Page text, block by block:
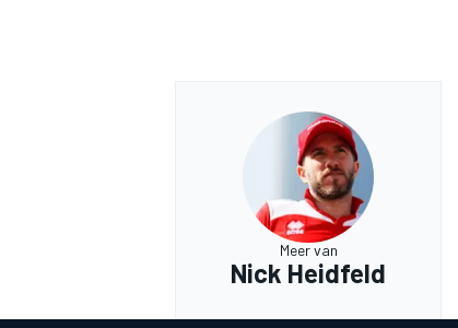
MEER RACEKLASSEN
Meer van
Nick Heidfeld